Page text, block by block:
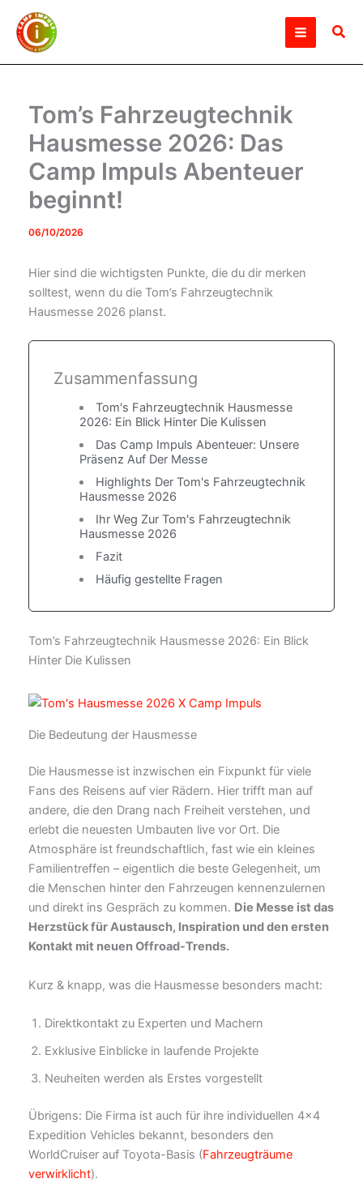
Inhalt
springen
Tom’s Fahrzeugtechnik
Hausmesse 2026: Das
Camp Impuls Abenteuer
beginnt!
06/10/2026
Hier sind die wichtigsten Punkte, die du dir merken
solltest, wenn du die Tom’s Fahrzeugtechnik
Hausmesse 2026 planst.
Zusammenfassung
Tom's Fahrzeugtechnik Hausmesse
2026: Ein Blick Hinter Die Kulissen
Das Camp Impuls Abenteuer: Unsere
Präsenz Auf Der Messe
Highlights Der Tom's Fahrzeugtechnik
Hausmesse 2026
Ihr Weg Zur Tom's Fahrzeugtechnik
Hausmesse 2026
Fazit
Häufig gestellte Fragen
Tom’s Fahrzeugtechnik Hausmesse 2026: Ein Blick
Hinter Die Kulissen
Die Bedeutung der Hausmesse
Die Hausmesse ist inzwischen ein Fixpunkt für viele
Fans des Reisens auf vier Rädern. Hier trifft man auf
andere, die den Drang nach Freiheit verstehen, und
erlebt die neuesten Umbauten live vor Ort. Die
Atmosphäre ist freundschaftlich, fast wie ein kleines
Familientreffen – eigentlich die beste Gelegenheit, um
die Menschen hinter den Fahrzeugen kennenzulernen
und direkt ins Gespräch zu kommen. Die Messe ist das
Herzstück für Austausch, Inspiration und den ersten
Kontakt mit neuen Offroad-Trends.
Kurz & knapp, was die Hausmesse besonders macht:
Direktkontakt zu Experten und Machern
Exklusive Einblicke in laufende Projekte
Neuheiten werden als Erstes vorgestellt
Übrigens: Die Firma ist auch für ihre individuellen 4×4
Expedition Vehicles bekannt, besonders den
WorldCruiser auf Toyota-Basis (Fahrzeugträume
verwirklicht).